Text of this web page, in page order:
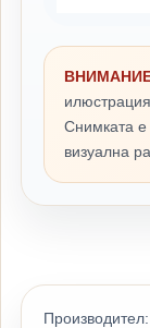
Снимката
визуална
Производител: